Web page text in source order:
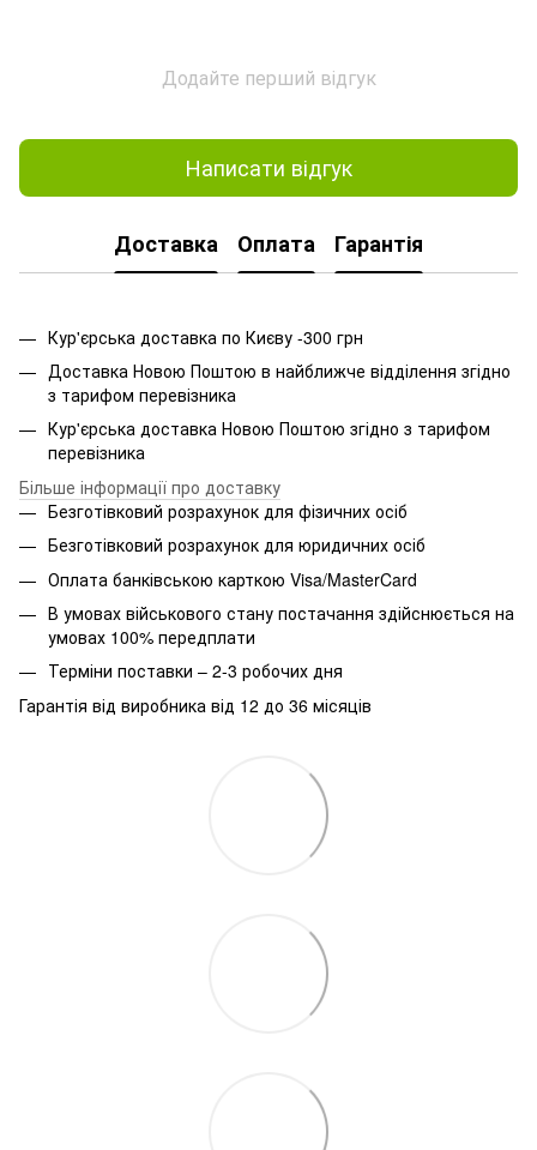
Додайте перший відгук
Написати відгук
Доставка Оплата Гарантія
Кур'єрська доставка по Києву -300 грн
Доставка Новою Поштою в найближче відділення згідно
з тарифом перевізника
Кур'єрська доставка Новою Поштою згідно з тарифом
перевізника
Більше інформації про доставку
Безготівковий розрахунок для фізичних осіб
Безготівковий розрахунок для юридичних осіб
Оплата банківською карткою Visa/MasterCard
В умовах військового стану постачання здійснюється на
умовах 100% передплати
Терміни поставки – 2-3 робочих дня
Гарантія від виробника від 12 до 36 місяців